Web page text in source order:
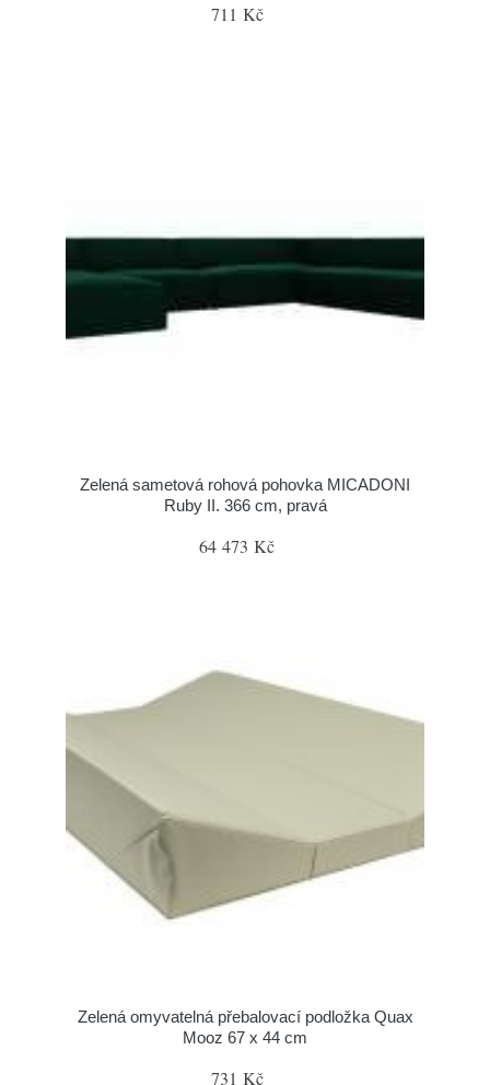
711 Kč
Zelená sametová rohová pohovka MICADONI
Ruby II. 366 cm, pravá
64 473 Kč
Zelená omyvatelná přebalovací podložka Quax
Mooz 67 x 44 cm
731 Kč